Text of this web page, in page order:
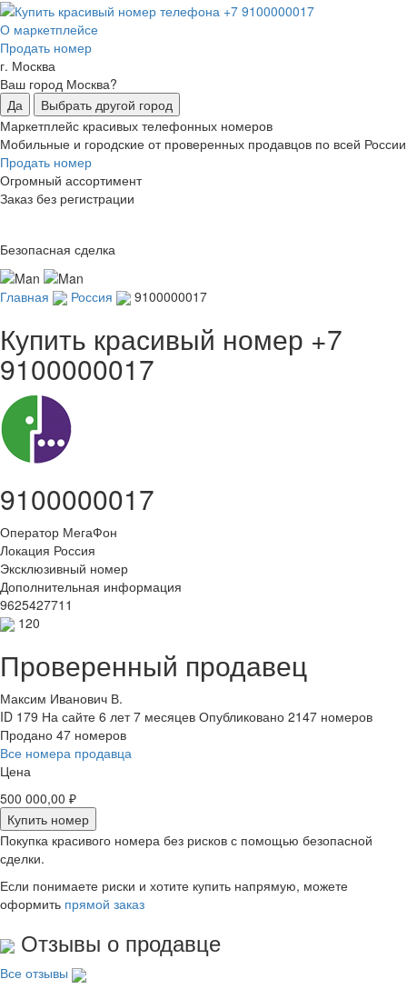
О маркетплейсе
Продать номер
г. Москва
Ваш город Москва?
Да
Выбрать другой город
Маркетплейс красивых телефонных номеров
Мобильные и городские от проверенных продавцов по всей России
Продать номер
Огромный ассортимент
Заказ без регистрации
Безопасная сделка
Главная Россия 9100000017
Купить красивый номер +7
9100000017
9100000017
Оператор МегаФон
Локация Россия
Эксклюзивный номер
Дополнительная информация
9625427711
120
Проверенный продавец
Максим Иванович В.
ID 179 На сайте 6 лет 7 месяцев Опубликовано 2147 номеров
Продано 47 номеров
Все номера продавца
Цена
500 000,00 ₽
Купить номер
Покупка красивого номера без рисков с помощью безопасной
сделки.
Если понимаете риски и хотите купить напрямую, можете
оформить прямой заказ
Отзывы о продавце
Все отзывы